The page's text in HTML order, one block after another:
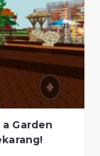
Garden